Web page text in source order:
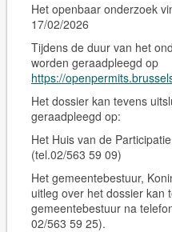
Het openbaar onderzoek
17/02/2026
Tijdens de duur van het
worden geraadpleegd op
https://
Het dossier kan tevens
geraadpleegd op:
Het Huis van de
(tel.02/563 59 09)
Het gemeentebestuur,
uitleg over het dossier kan
gemeentebestuur na
02/563 59 25).